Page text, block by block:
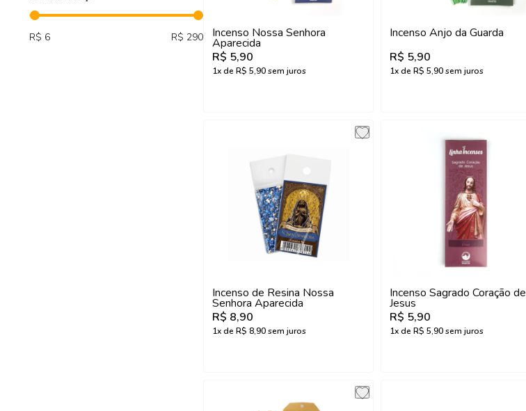
R$ 6 R$ 290 Incenso Nossa Senhora
Aparecida
R$ 5,90
1x de R$ 5,90sem juros
Incenso Anjo da Guarda
R$ 5,90
1x de R$ 5,90sem juros
Incenso de Resina Nossa
Senhora Aparecida
R$ 8,90
1x de R$ 8,90sem juros
Incenso Sagrado Coração de
Jesus
R$ 5,90
1x de R$ 5,90sem juros